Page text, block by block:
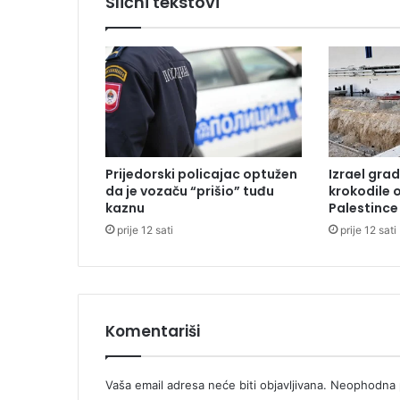
p
l
a
t
i
6
0
0
0
K
M
z
k
d
t
Prijedorski policajac optužen
da je vozaču “prišio” tuđu
kaznu
prije 12 sati
Izrael
krokodile
Palestince
prije 12 sati
Komentariši
Vaša email adresa neće biti objavljivana. Neophodna